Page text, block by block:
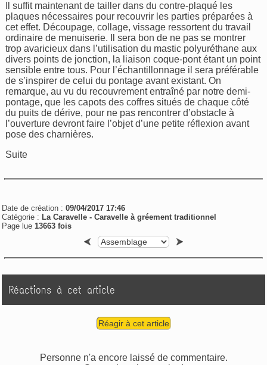
Il suffit maintenant de tailler dans du contre-plaqué les
plaques nécessaires pour recouvrir les parties préparées à
cet effet. Découpage, collage, vissage ressortent du travail
ordinaire de menuiserie. Il sera bon de ne pas se montrer
trop avaricieux dans l’utilisation du mastic polyuréthane aux
divers points de jonction, la liaison coque-pont étant un point
sensible entre tous. Pour l’échantillonnage il sera préférable
de s’inspirer de celui du pontage avant existant. On
remarque, au vu du recouvrement entraîné par notre demi-
pontage, que les capots des coffres situés de chaque côté
du puits de dérive, pour ne pas rencontrer d’obstacle à
l’ouverture devront faire l’objet d’une petite réflexion avant
pose des charnières.
Suite
Date de création :09/04/2017 17:46
Catégorie : La Caravelle -Caravelle à gréement traditionnel
Page lue13663 fois
Réactions à cet article
Réagir à cet article
Personne n'a encore laissé de commentaire.